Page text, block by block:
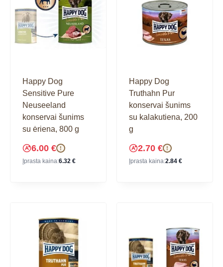
Happy Dog
Sensitive Pure
Neuseeland
konservai šunims
su ėriena, 800 g
6.00 € !
Įprasta kaina:6.32 €
Happy Dog
Truthahn Pur
konservai šunims
su kalakutiena, 200
g
2.70 € !
Įprasta kaina:2.84 €